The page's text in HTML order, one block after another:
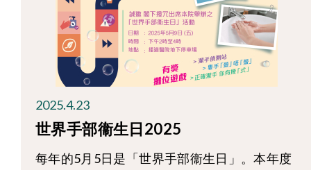
2025.4.23
世界手部衞生日2025
每年的5月5日是「世界手部衞生日」。本年度